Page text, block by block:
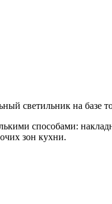
светильник на базе
способами:
зон кухни.